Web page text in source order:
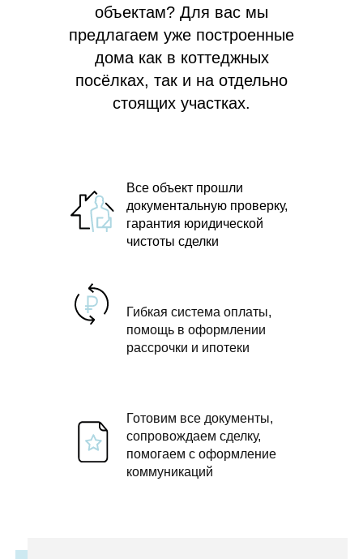
объектам? Для вас мы
предлагаем уже построенные
дома как в коттеджных
посёлках, так и на отдельно
стоящих участках.
Все объект прошли
документальную проверку,
гарантия юридической
чистоты сделки
Гибкая система оплаты,
помощь в оформлении
рассрочки и ипотеки
Готовим все документы,
сопровождаем сделку,
помогаем с оформление
коммуникаций